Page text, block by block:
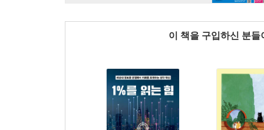
이 책을 구입하신 분